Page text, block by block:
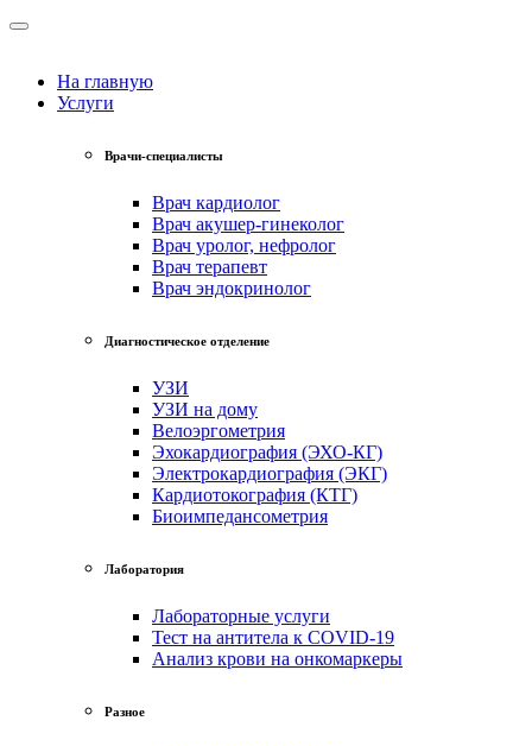
На главную
Услуги
Врачи-специалисты
Врач кардиолог
Врач акушер-гинеколог
Врач уролог, нефролог
Врач терапевт
Врач эндокринолог
Диагностическое отделение
УЗИ
УЗИ на дому
Велоэргометрия
Эхокардиография (ЭХО-КГ)
Электрокардиография (ЭКГ)
Кардиотокография (КТГ)
Биоимпедансометрия
Лаборатория
Лабораторные услуги
Тест на антитела к COVID-19
Анализ крови на онкомаркеры
Разное